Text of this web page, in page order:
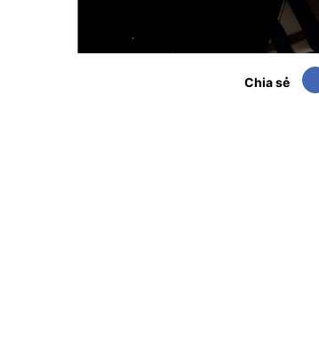
Chia sẻ